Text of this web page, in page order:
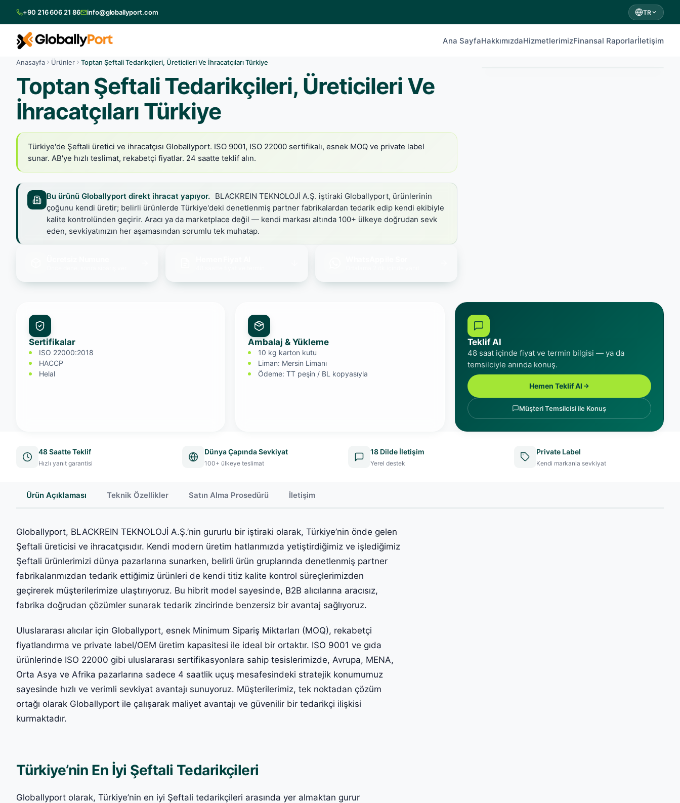
+90 216 606 21 86 info@globallyport.com TR
Ana SayfaHakkımızdaHizmetlerimizFinansal Raporlarİletişim
Anasayfa Ürünler Toptan Şeftali Tedarikçileri, Üreticileri Ve İhracatçıları Türkiye
Toptan Şeftali Tedarikçileri, Üreticileri Ve
İhracatçıları Türkiye
Türkiye'de Şeftali üretici ve ihracatçısı Globallyport. ISO 9001, ISO 22000 sertifikalı, esnek MOQ ve private label
sunar. AB'ye hızlı teslimat, rekabetçi fiyatlar. 24 saatte teklif alın.
Bu ürünü Globallyport direkt ihracat yapıyor. BLACKREIN TEKNOLOJİ A.Ş. iştiraki Globallyport, ürünlerinin
çoğunu kendi üretir; belirli ürünlerde Türkiye'deki denetlenmiş partner fabrikalardan tedarik edip kendi ekibiyle
kalite kontrolünden geçirir. Aracı ya da marketplace değil — kendi markası altında 100+ ülkeye doğrudan sevk
eden, sevkiyatınızın her aşamasından sorumlu tek muhatap.
Sertifikalar
ISO 22000:2018
HACCP
Helal
Ambalaj & Yükleme
10 kg karton kutu
Liman: Mersin Limanı
Ödeme: TT peşin / BL kopyasıyla
Teklif Al
48 saat içinde fiyat ve termin bilgisi — ya da
temsilciyle anında konuş.
Hemen Teklif Al
Müşteri Temsilcisi ile Konuş
48 Saatte Teklif
Hızlı yanıt garantisi
Dünya Çapında Sevkiyat
100+ ülkeye teslimat
18 Dilde İletişim
Yerel destek
Private Label
Kendi markanla sevkiyat
Ürün Açıklaması Teknik Özellikler Satın Alma Prosedürü İletişim
Globallyport, BLACKREIN TEKNOLOJİ A.Ş.’nin gururlu bir iştiraki olarak, Türkiye’nin önde gelen
Şeftali üreticisi ve ihracatçısıdır. Kendi modern üretim hatlarımızda yetiştirdiğimiz ve işlediğimiz
Şeftali ürünlerimizi dünya pazarlarına sunarken, belirli ürün gruplarında denetlenmiş partner
fabrikalarımızdan tedarik ettiğimiz ürünleri de kendi titiz kalite kontrol süreçlerimizden
geçirerek müşterilerimize ulaştırıyoruz. Bu hibrit model sayesinde, B2B alıcılarına aracısız,
fabrika doğrudan çözümler sunarak tedarik zincirinde benzersiz bir avantaj sağlıyoruz.
Uluslararası alıcılar için Globallyport, esnek Minimum Sipariş Miktarları (MOQ), rekabetçi
fiyatlandırma ve private label/OEM üretim kapasitesi ile ideal bir ortaktır. ISO 9001 ve gıda
ürünlerinde ISO 22000 gibi uluslararası sertifikasyonlara sahip tesislerimizde, Avrupa, MENA,
Orta Asya ve Afrika pazarlarına sadece 4 saatlik uçuş mesafesindeki stratejik konumumuz
sayesinde hızlı ve verimli sevkiyat avantajı sunuyoruz. Müşterilerimiz, tek noktadan çözüm
ortağı olarak Globallyport ile çalışarak maliyet avantajı ve güvenilir bir tedarikçi ilişkisi
kurmaktadır.
Türkiye’nin En İyi Şeftali Tedarikçileri
Globallyport olarak, Türkiye’nin en iyi Şeftali tedarikçileri arasında yer almaktan gurur